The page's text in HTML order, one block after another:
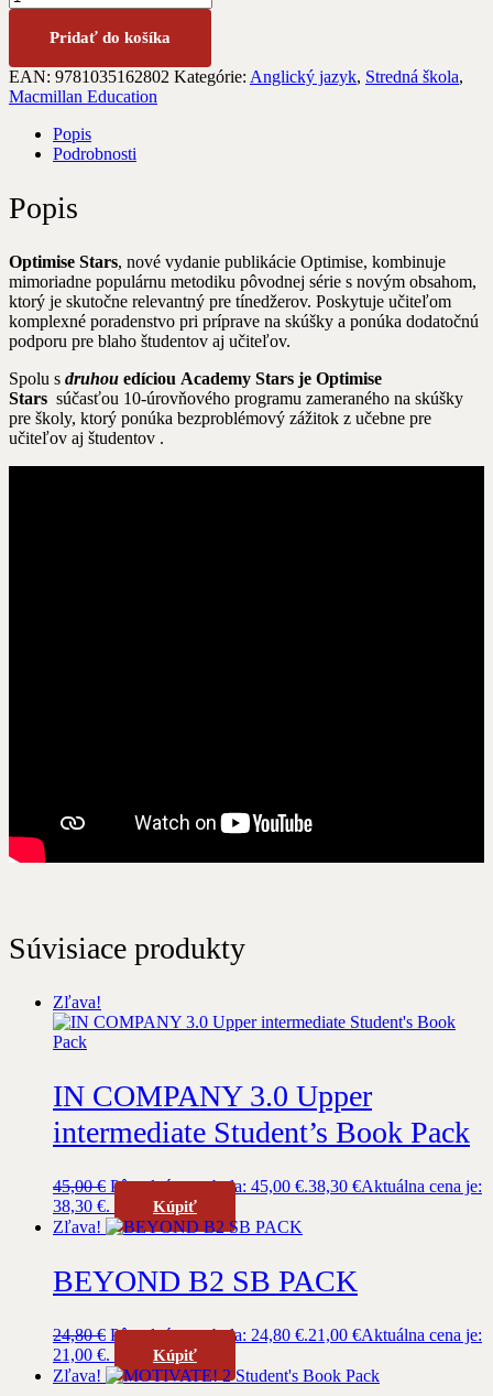
Pridať do košíka
EAN: 9781035162802 Kategórie: Anglický jazyk, Stredná škola,
Macmillan Education
Popis
Podrobnosti
Popis
Optimise Stars, nové vydanie publikácie Optimise, kombinuje
mimoriadne populárnu metodiku pôvodnej série s novým obsahom,
ktorý je skutočne relevantný pre tínedžerov. Poskytuje učiteľom
komplexné poradenstvo pri príprave na skúšky a ponúka dodatočnú
podporu pre blaho študentov aj učiteľov.
Spolu s druhou edíciou Academy Stars je Optimise
Stars súčasťou 10-úrovňového programu zameraného na skúšky
pre školy, ktorý ponúka bezproblémový zážitok z učebne pre
učiteľov aj študentov .
Súvisiace produkty
Zľava!
IN COMPANY 3.0 Upper
intermediate Student’s Book Pack
45,00€ Pôvodná cena bola: 45,00 €.38,30 €Aktuálna cena je:
38,30 €.
Kúpiť
Zľava!
BEYOND B2 SB PACK
24,80€ Pôvodná cena bola: 24,80 €.21,00 €Aktuálna cena je:
21,00 €.
Kúpiť
Zľava!